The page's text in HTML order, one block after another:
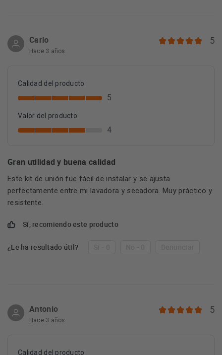
Carlo
Hace 3 años
5
Calidad del producto
5
Valor del producto
4
Gran utilidad y buena calidad
Este kit de unión fue fácil de instalar y se ajusta
perfectamente entre mi lavadora y secadora. Muy práctico y
resistente.
Sí, recomiendo este producto
¿Le ha resultado útil?
Antonio
Hace 3 años
5
Calidad del producto